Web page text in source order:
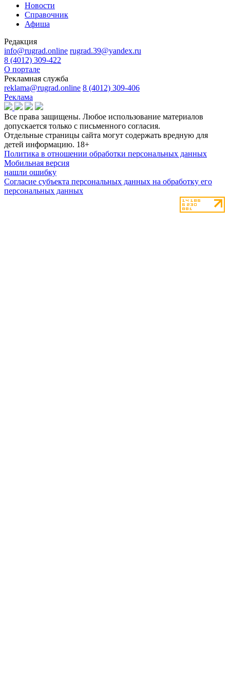
Новости
Справочник
Афиша
Редакция
info@rugrad.online rugrad.39@yandex.ru
8 (4012) 309-422
О портале
Рекламная служба
reklama@rugrad.online 8 (4012) 309-406
Реклама
Все права защищены. Любое использование материалов
допускается только с письменного согласия.
Отдельные страницы сайта могут содержать вредную для
детей информацию. 18+
Политика в отношении обработки персональных данных
Мобильная версия
нашли ошибку
Согласие субъекта персональных данных на обработку его
персональных данных